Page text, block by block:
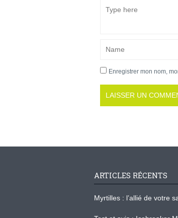
Enregistrer mon nom,
ARTICLES RÉCENTS
Myrtilles : l’allié de votre